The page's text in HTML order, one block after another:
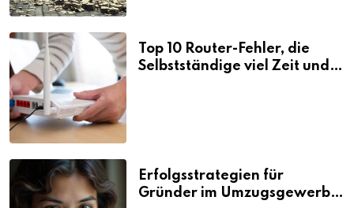
Top 10 Router-Fehler, die
Selbstständige viel Zeit und
Erfolgsstrategien für
Gründer im Umzugsgewerbe